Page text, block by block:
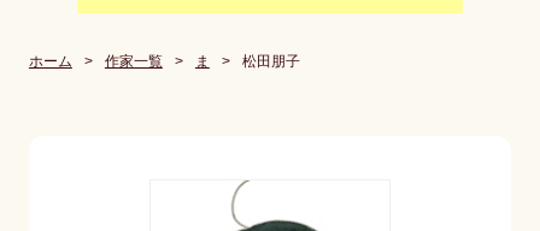
ホーム > 作家一覧 > ま > 松田朋子